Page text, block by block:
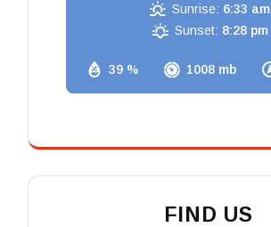
39 % 1008 mb
Sunrise: 6:33 am
Sunset: 8:28 pm
FIND US